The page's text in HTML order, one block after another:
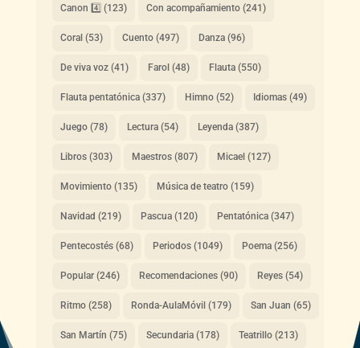
Canon 4️⃣ (123) Con acompañamiento(241)
Coral(53) Cuento(497) Danza(96)
De viva voz(41) Farol(48) Flauta(550)
Flauta pentatónica(337) Himno(52) Idiomas(49)
Juego(78) Lectura(54) Leyenda(387)
Libros(303) Maestros(807) Micael(127)
Movimiento(135) Música de teatro(159)
Navidad (219) Pascua(120) Pentatónica(347)
Pentecostés(68) Periodos(1049) Poema(256)
Popular(246) Recomendaciones(90) Reyes(54)
Ritmo(258) Ronda-AulaMóvil(179) San Juan (65)
San Martín (75) Secundaria(178) Teatrillo(213)